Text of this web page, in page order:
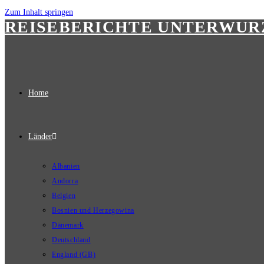
Zum Inhalt springen
REISEBERICHTE
Home
Länder
Albanien
Andorra
Belgien
Bosnien und Herzegowina
Dänemark
Deutschland
England (GB)